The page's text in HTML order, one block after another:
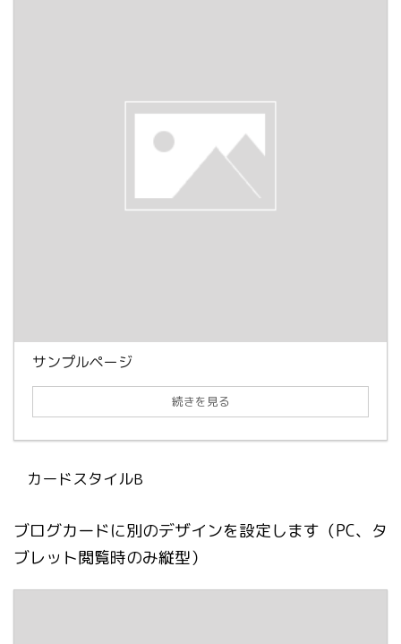
サンプルページ
続きを見る
カードスタイルB
ブログカードに別のデザインを設定します（PC、タ
ブレット閲覧時のみ縦型）